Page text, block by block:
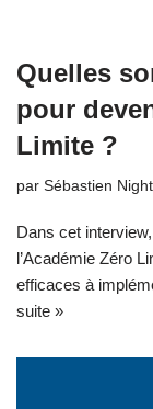
Quelles
pour
Limite ?
par Sébastien Night
Dans cet
l’Académie Zéro
efficaces à
suite »